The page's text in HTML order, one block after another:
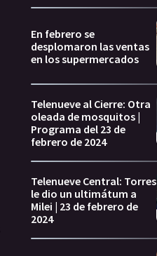
En febrero se
desplomaron las ventas
en los supermercados
Telenueve al Cierre: Otra
oleada de mosquitos |
Programa del 23 de
febrero de 2024
Telenueve Central: Torres
le dio un ultimátum a
Milei | 23 de febrero de
2024